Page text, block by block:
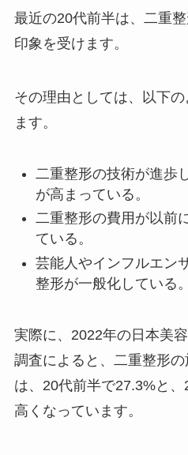
最近の20代前半は、二重
印象を受けます。
その理由としては、以下
ます。
二重整形の技術が進歩
が高まっている。
二重整形の費用が以前
ている。
芸能人やインフルエン
整形が一般化している。
実際に、2022年の日本美
調査によると、二重整形
は、20代前半で27.3%と
高くなっています。